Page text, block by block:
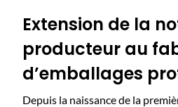
Extension de la
producteur au
d’emballages
Depuis la naissance de la